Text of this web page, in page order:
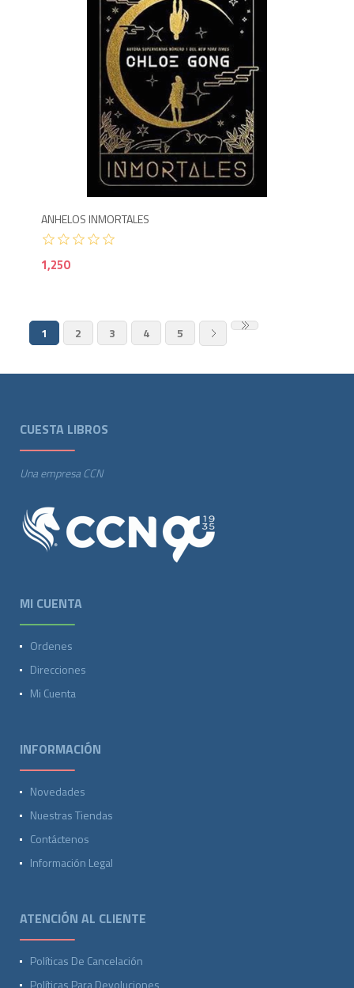
ANHELOS INMORTALES
1,250
1 2 3 4 5
CUESTA LIBROS
Una empresa CCN
MI CUENTA
Ordenes
Direcciones
Mi Cuenta
INFORMACIÓN
Novedades
Nuestras Tiendas
Contáctenos
Información Legal
ATENCIÓN AL CLIENTE
Políticas De Cancelación